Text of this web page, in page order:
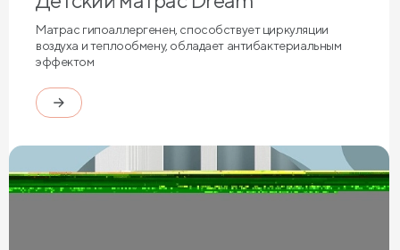
Матрас гипоаллергенен, способствует циркуляции
воздуха и теплообмену, обладает антибактериальным
эффектом